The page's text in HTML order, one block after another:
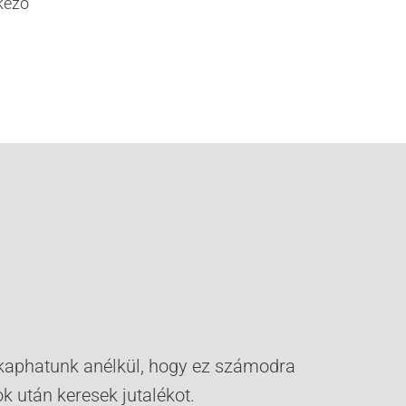
anélkül, hogy ez számodra
után keresek jutalékot.